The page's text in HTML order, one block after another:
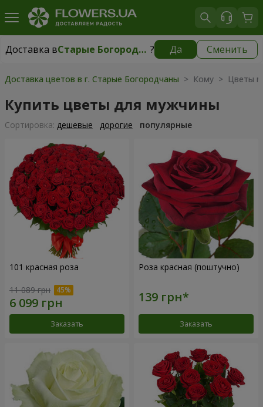
Доставка в Старые Богородчаны ? Да Сменить
Доставка вСтарые Богородчаны бесплатно
Доставка цветов в г. Старые Богородчаны > Кому > Цветы
Купить цветы для мужчины
Cортировка: дешевые дорогие популярные
101 красная роза
11 089 грн
Заказать
Роза красная (поштучно)
Заказать